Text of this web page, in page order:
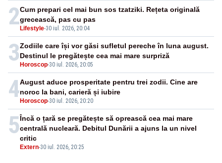
2 Lifestyle-30 iul. 2026, 20:04
Cum prepari cel mai bun sos tzatziki. Rețeta originală
grecească, pas cu pas
3 Horoscop-30 iul. 2026, 20:05
Zodiile care își vor găsi sufletul pereche în luna august.
Destinul le pregătește cea mai mare surpriză
4 Horoscop-30 iul. 2026, 20:20
August aduce prosperitate pentru trei zodii. Cine are
noroc la bani, carieră și iubire
5
Extern-30 iul. 2026, 20:25
Încă o țară se pregătește să oprească cea mai mare
centrală nucleară. Debitul Dunării a ajuns la un nivel
critic